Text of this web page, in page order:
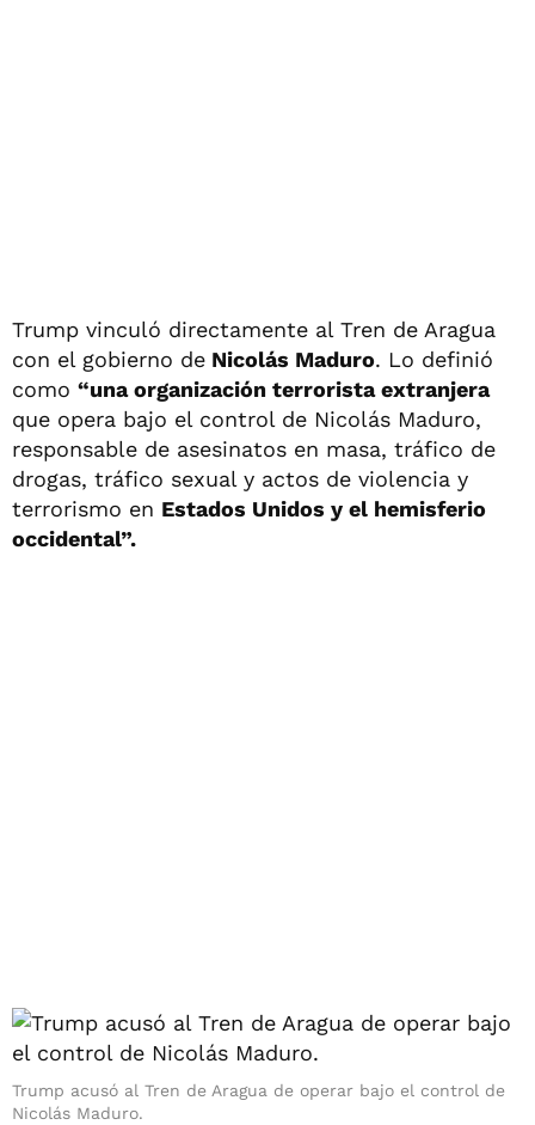
Trump vinculó directamente al Tren de Aragua
con el gobierno de Nicolás Maduro. Lo definió
como “una organización terrorista extranjera
que opera bajo el control de Nicolás Maduro,
responsable de asesinatos en masa, tráfico de
drogas, tráfico sexual y actos de violencia y
terrorismo en Estados Unidos y el hemisferio
occidental”.
Trump acusó al Tren de Aragua de operar bajo el control de
Nicolás Maduro.